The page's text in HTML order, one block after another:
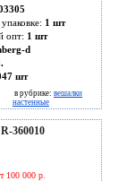
1 шт
опт: 1 шт
d
шт
в рубрике: вешалки
настенные
100 000 р.